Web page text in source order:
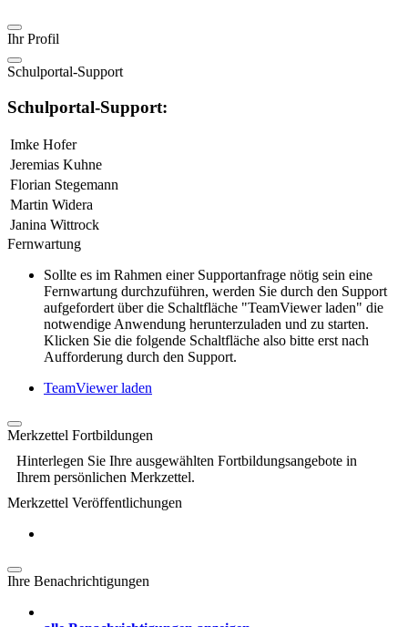
Ihr Profil
Schulportal-Support
Schulportal-Support:
Imke Hofer
Jeremias Kuhne
Florian Stegemann
Martin Widera
Janina Wittrock
Fernwartung
Sollte es im Rahmen einer Supportanfrage nötig sein eine
Fernwartung durchzuführen, werden Sie durch den Support
aufgefordert über die Schaltfläche "TeamViewer laden" die
notwendige Anwendung herunterzuladen und zu starten.
Klicken Sie die folgende Schaltfläche also bitte erst nach
Aufforderung durch den Support.
TeamViewer laden
Merkzettel Fortbildungen
Hinterlegen Sie Ihre ausgewählten Fortbildungsangebote in
Ihrem persönlichen Merkzettel.
Merkzettel Veröffentlichungen
Ihre Benachrichtigungen